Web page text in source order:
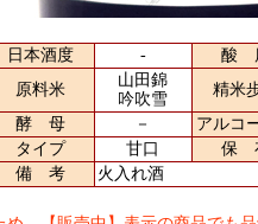
日本酒度 -
酸
原料米
山田錦
吟吹雪
精米
酵 母
－
アルコ
タイプ
甘口
保
備 考
火入れ酒